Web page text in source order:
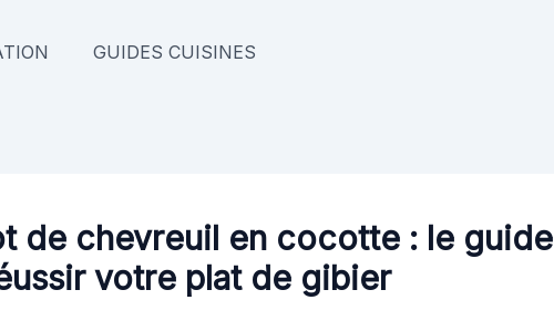
GUIDES CUISINES
de chevreuil en cocotte : le guide
votre plat de gibier